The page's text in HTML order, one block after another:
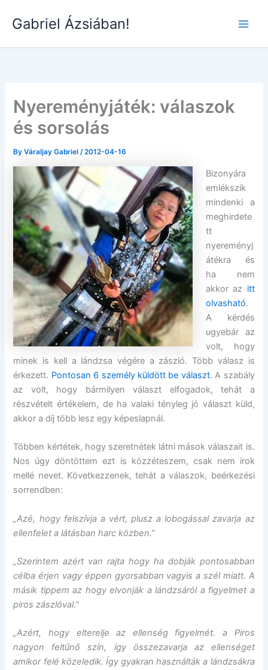
Gabriel Ázsiában!
Nyereményjáték: válaszok
és sorsolás
ByVáraljay Gabriel/2012-04-16
Bizonyára
emlékszik
mindenki a
meghirdete
tt
nyereményj
átékra és
ha nem
akkor az itt
olvasható.
A kérdés
ugyebár az
volt, hogy
minek is kell a lándzsa végére a zászló. Több válasz is
érkezett. Pontosan 6 személy küldött be választ. A szabály
az volt, hogy bármilyen választ elfogadok, tehát a
részvételt értékelem, de ha valaki tényleg jó választ küld,
akkor a díj több lesz egy képeslapnál.
Többen kértétek, hogy szeretnétek látni mások válaszait is.
Nos úgy döntöttem ezt is közzéteszem, csak nem írok
mellé nevet. Következzenek, tehát a válaszok, beérkezési
sorrendben:
„Azé, hogy felszívja a vért, plusz a lobogással zavarja az
ellenfelet a látásban harc közben.”
„Szerintem azért van rajta hogy ha dobják pontosabban
célba érjen vagy éppen gyorsabban vagyis a szél miatt. A
másik tippem az hogy elvonják a lándzsáról a figyelmet a
piros zászlóval.”
„Azért, hogy elterelje az ellenség figyelmét. a Piros
nagyon feltűnő szín, így összezavarja az ellenséget
amikor felé közeledik. Így gyakran használták a lándzsákra